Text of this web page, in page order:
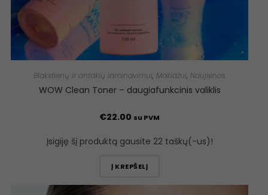
Blakstienų ir antakių laminavimui, Makiažui, Naujienos
WOW Clean Toner – daugiafunkcinis valiklis
€22.00 su PVM
Įsigiję šį produktą gausite 22 taškų(-us)!
Į KREPŠELĮ